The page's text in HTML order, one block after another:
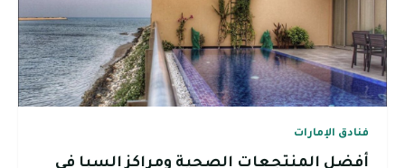
فنادق الإمارات
أفضل المنتجعات الصحية ومراكز السبا في